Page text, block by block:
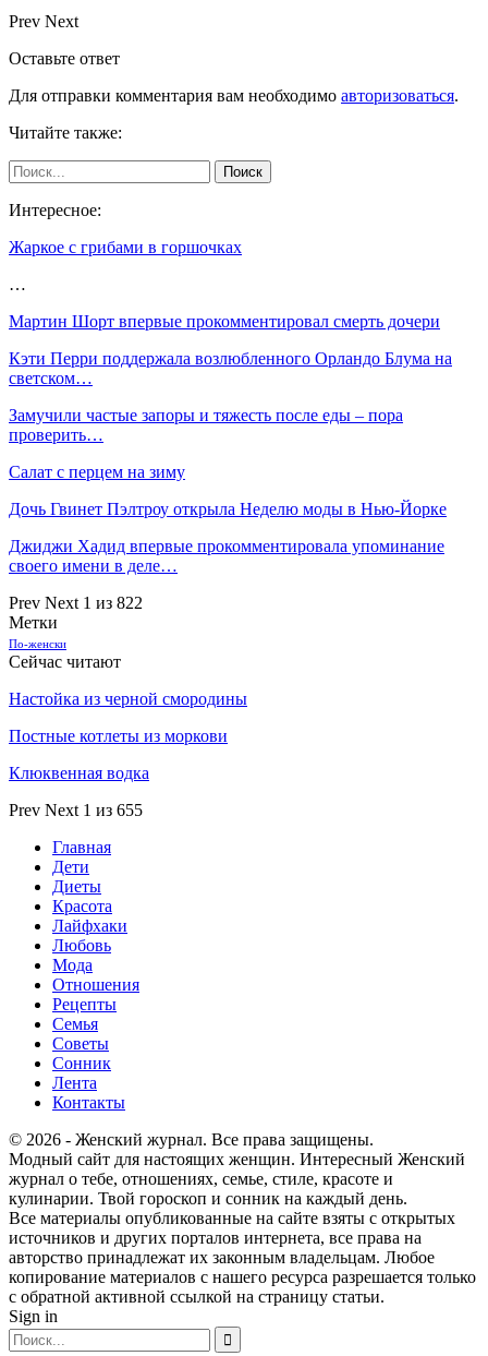
Prev Next
Оставьте ответ
Для отправки комментария вам необходимо авторизоваться.
Читайте также:
Интересное:
Жаркое с грибами в горшочках
…
Мартин Шорт впервые прокомментировал смерть дочери
Кэти Перри поддержала возлюбленного Орландо Блума на
светском…
Замучили частые запоры и тяжесть после еды – пора
проверить…
Салат с перцем на зиму
Дочь Гвинет Пэлтроу открыла Неделю моды в Нью-Йорке
Джиджи Хадид впервые прокомментировала упоминание
своего имени в деле…
Prev Next 1 из 822
Метки
По-женски
Сейчас читают
Настойка из черной смородины
Постные котлеты из моркови
Клюквенная водка
Prev Next 1 из 655
Главная
Дети
Диеты
Красота
Лайфхаки
Любовь
Мода
Отношения
Рецепты
Семья
Советы
Сонник
Лента
Контакты
© 2026 - Женский журнал. Все права защищены.
Модный сайт для настоящих женщин. Интересный Женский
журнал о тебе, отношениях, семье, стиле, красоте и
кулинарии. Твой гороскоп и сонник на каждый день.
Все материалы опубликованные на сайте взяты с открытых
источников и других порталов интернета, все права на
авторство принадлежат их законным владельцам. Любое
копирование материалов с нашего ресурса разрешается только
с обратной активной ссылкой на страницу статьи.
Sign in